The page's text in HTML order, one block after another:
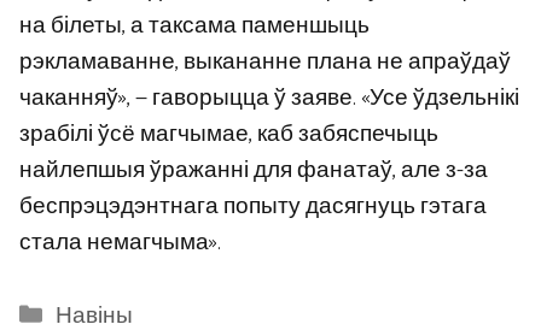
на білеты, а таксама паменшыць
рэкламаванне, выкананне плана не апраўдаў
чаканняў», — гаворыцца ў заяве. «Усе ўдзельнікі
зрабілі ўсё магчымае, каб забяспечыць
найлепшыя ўражанні для фанатаў, але з-за
беспрэцэдэнтнага попыту дасягнуць гэтага
стала немагчыма».
Categories
Навіны